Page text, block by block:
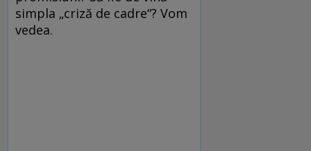
simpla „criză de cadre“? Vom
vedea.